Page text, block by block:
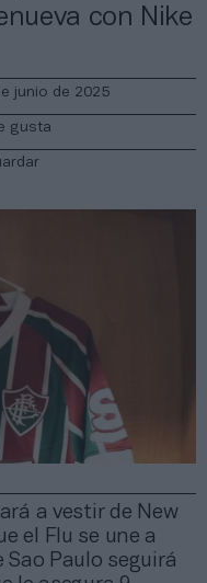
con Nike
a vestir de New
el Flu se une a
Sao Paulo seguirá
junio de 2025
gusta